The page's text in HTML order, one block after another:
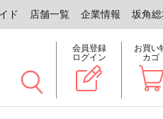
ド 店舗一覧 企業情報 坂角
会員登録
ログイン
お買い
カゴ